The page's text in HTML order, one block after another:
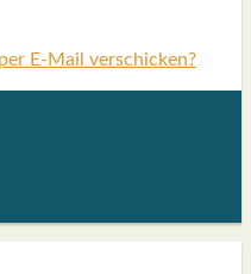
E-Mail verschicken?